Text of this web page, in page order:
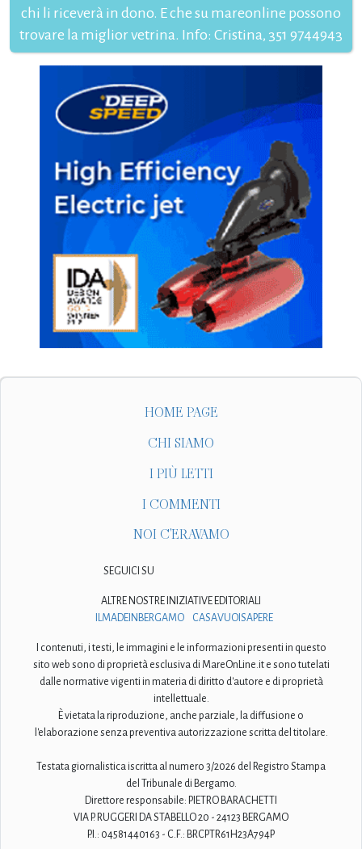
chi li riceverà in dono. E che su mareonline possono
trovare la miglior vetrina. Info: Cristina, 351 9744943
HOME PAGE
CHI SIAMO
I PIÙ LETTI
I COMMENTI
NOI C'ERAVAMO
SEGUICI SU
ALTRE NOSTRE INIZIATIVE EDITORIALI
ILMADEINBERGAMO
CASAVUOISAPERE
I contenuti, i testi, le immagini e le informazioni presenti in questo
sito web sono di proprietà esclusiva di MareOnLine.it e sono tutelati
dalle normative vigenti in materia di diritto d'autore e di proprietà
intellettuale.
È vietata la riproduzione, anche parziale, la diffusione o
l'elaborazione senza preventiva autorizzazione scritta del titolare.
Testata giornalistica iscritta al numero 3/2026 del Registro Stampa
del Tribunale di Bergamo.
Direttore responsabile: PIETRO BARACHETTI
VIA P. RUGGERI DA STABELLO 20 - 24123 BERGAMO
P.I.: 04581440163 - C.F.: BRCPTR61H23A794P